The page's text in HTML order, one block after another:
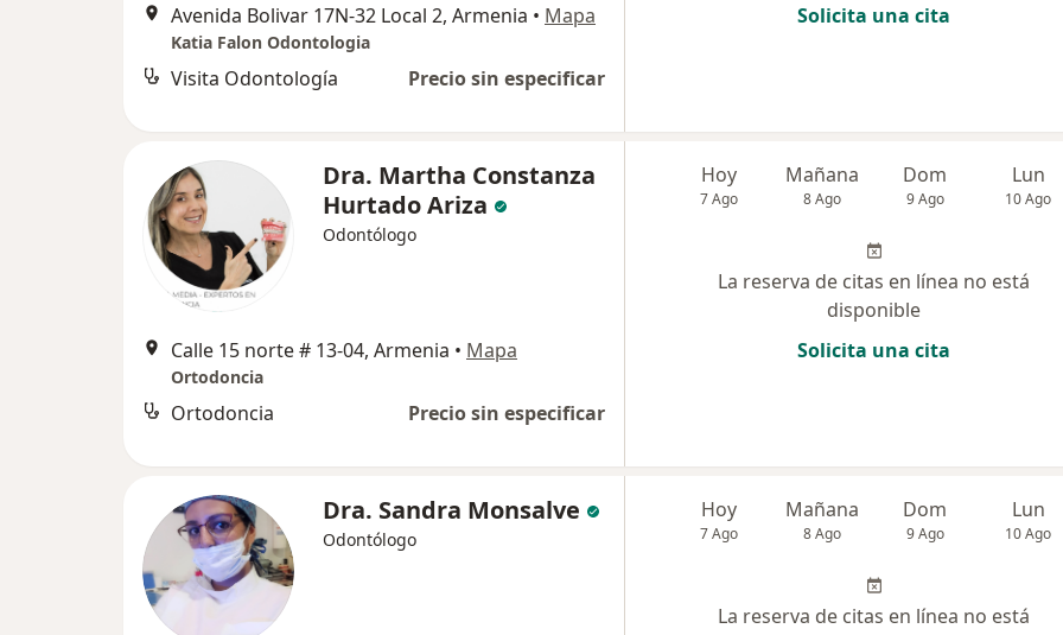
Avenida Bolivar 17N-32 Local 2, Armenia • Mapa
Katia Falon Odontologia
Visita Odontología Precio sin especificar
Solicita una cita
Dra. Martha Constanza
Hurtado Ariza
Odontólogo
Calle 15 norte # 13-04, Armenia • Mapa
Ortodoncia
Ortodoncia Precio sin especificar
Hoy
7 Ago
Mañana
8 Ago
Dom
9 Ago
Lun
10 Ago
La reserva de citas en línea no está
disponible
Solicita una cita
Dra. Sandra Monsalve
Odontólogo
Hoy
7 Ago
Mañana
8 Ago
Dom
9 Ago
Lun
10 Ago
La reserva de citas en línea no está